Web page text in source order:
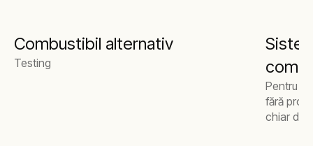
Combustibil alternativ
Testing
Pentru o
fără
chiar